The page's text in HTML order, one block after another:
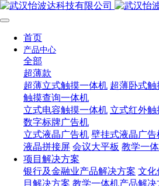
首页
产品中心
全部
超薄款
超薄立式触摸一体机 超薄卧式
触摸查询一体机
立式电容触摸一体机 立式红外
数字标牌广告机
立式液晶广告机 壁挂式液晶广告
液晶拼接屏 会议大平板 教学一
项目解决方案
银行及金融业产品解决方案 文化
目解决方案 教学一体机产品解决